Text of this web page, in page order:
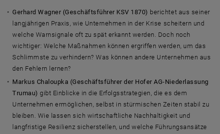
Gerhard Wagner (Geschäftsführer KSV 1870) berichtet aus seiner
langjährigen Praxis, wie Unternehmen in der Krise scheitern und
welche Warnsignale oft zu spät erkannt werden. Doch noch
wichtiger: Welche Maßnahmen können ergriffen werden, um das
Schlimmste zu verhindern? Was können andere Unternehmen aus
den Fehlern lernen?
Markus Chaloupka (Geschäftsführer der Hofer AG-Niederlassung
Trumau) gibt Einblicke in die Erfolgsstrategien, die es dem
Unternehmen ermöglichen, selbst in stürmischen Zeiten stabil zu
bleiben. Wie lassen sich wirtschaftliche Nachhaltigkeit und
langfristige Resilienz sicherstellen, und welche Führungsansätze